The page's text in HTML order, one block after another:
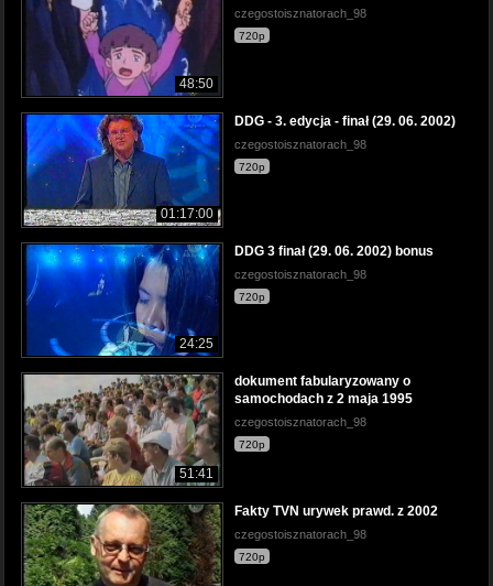
48:50
czegostoisznatorach_98
720p
01:17:00
DDG - 3. edycja - finał (29. 06. 2002)
czegostoisznatorach_98
720p
24:25
DDG 3 finał (29. 06. 2002) bonus
czegostoisznatorach_98
720p
51:41
dokument fabularyzowany o
samochodach z 2 maja 1995
czegostoisznatorach_98
720p
Fakty TVN urywek prawd. z 2002
czegostoisznatorach_98
720p